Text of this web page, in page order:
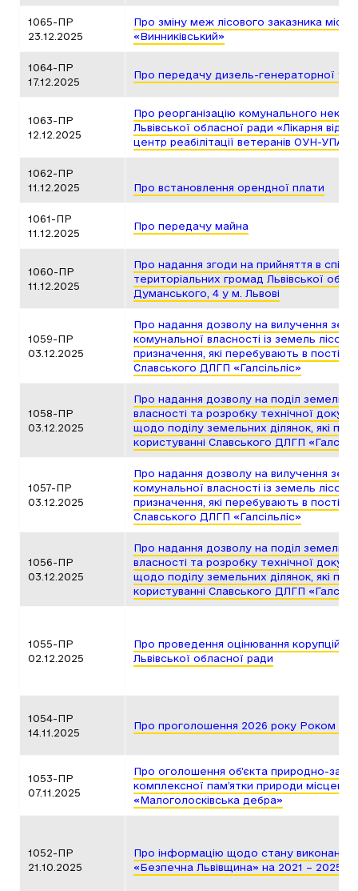
1065-ПР
23.12.2025
Про зміну меж лісового заказника
«Винниківський»
1064-ПР
17.12.2025
Про передачу дизель-генераторної
1063-ПР
12.12.2025
Про реорганізацію комунального
Львівської обласної ради «Лікарня
центр реабілітації ветеранів ОУН-УПА
1062-ПР
11.12.2025
Про встановлення орендної плати
1061-ПР
11.12.2025
Про передачу майна
1060-ПР
11.12.2025
Про надання згоди на прийняття в
територіальних громад Львівської
Думанського, 4 у м. Львові
1059-ПР
03.12.2025
Про надання дозволу на вилучення
комунальної власності із земель
призначення, які перебувають в
Славського ДЛГП «Галсільліс»
1058-ПР
03.12.2025
Про надання дозволу на поділ
власності та розробку технічної
щодо поділу земельних ділянок, які
користуванні Славського ДЛГП
1057-ПР
03.12.2025
Про надання дозволу на вилучення
комунальної власності із земель
призначення, які перебувають в
Славського ДЛГП «Галсільліс»
1056-ПР
03.12.2025
Про надання дозволу на поділ
власності та розробку технічної
щодо поділу земельних ділянок, які
користуванні Славського ДЛГП
1055-ПР
02.12.2025
Про проведення оцінювання корупційних
Львівської обласної ради
1054-ПР
14.11.2025
Про проголошення 2026 року Роком
1053-ПР
07.11.2025
Про оголошення об’єкта природно-
комплексної пам’ятки природи
«Малоголосківська дебра»
1052-ПР
21.10.2025
Про інформацію щодо стану виконання
«Безпечна Львівщина» на 2021 – 2025